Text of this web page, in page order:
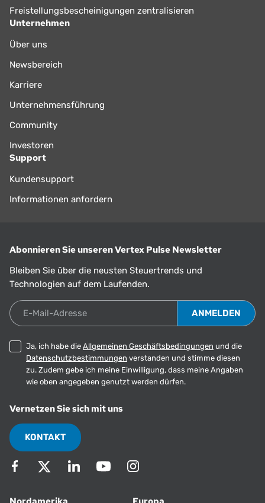
Freistellungsbescheinigungen zentralisieren
Unternehmen
Über uns
Newsbereich
Karriere
Unternehmensführung
Community
Investoren
Support
Kundensupport
Informationen anfordern
Abonnieren Sie unseren Vertex Pulse Newsletter
Bleiben Sie über die neusten Steuertrends und
Technologien auf dem Laufenden.
E-Mail-Adresse
Ja, ich habe die Allgemeinen Geschäftsbedingungen und die
Datenschutzbestimmungen verstanden und stimme diesen
zu. Zudem gebe ich meine Einwilligung, dass meine Angaben
wie oben angegeben genutzt werden dürfen.
Vernetzen Sie sich mit uns
KONTAKT